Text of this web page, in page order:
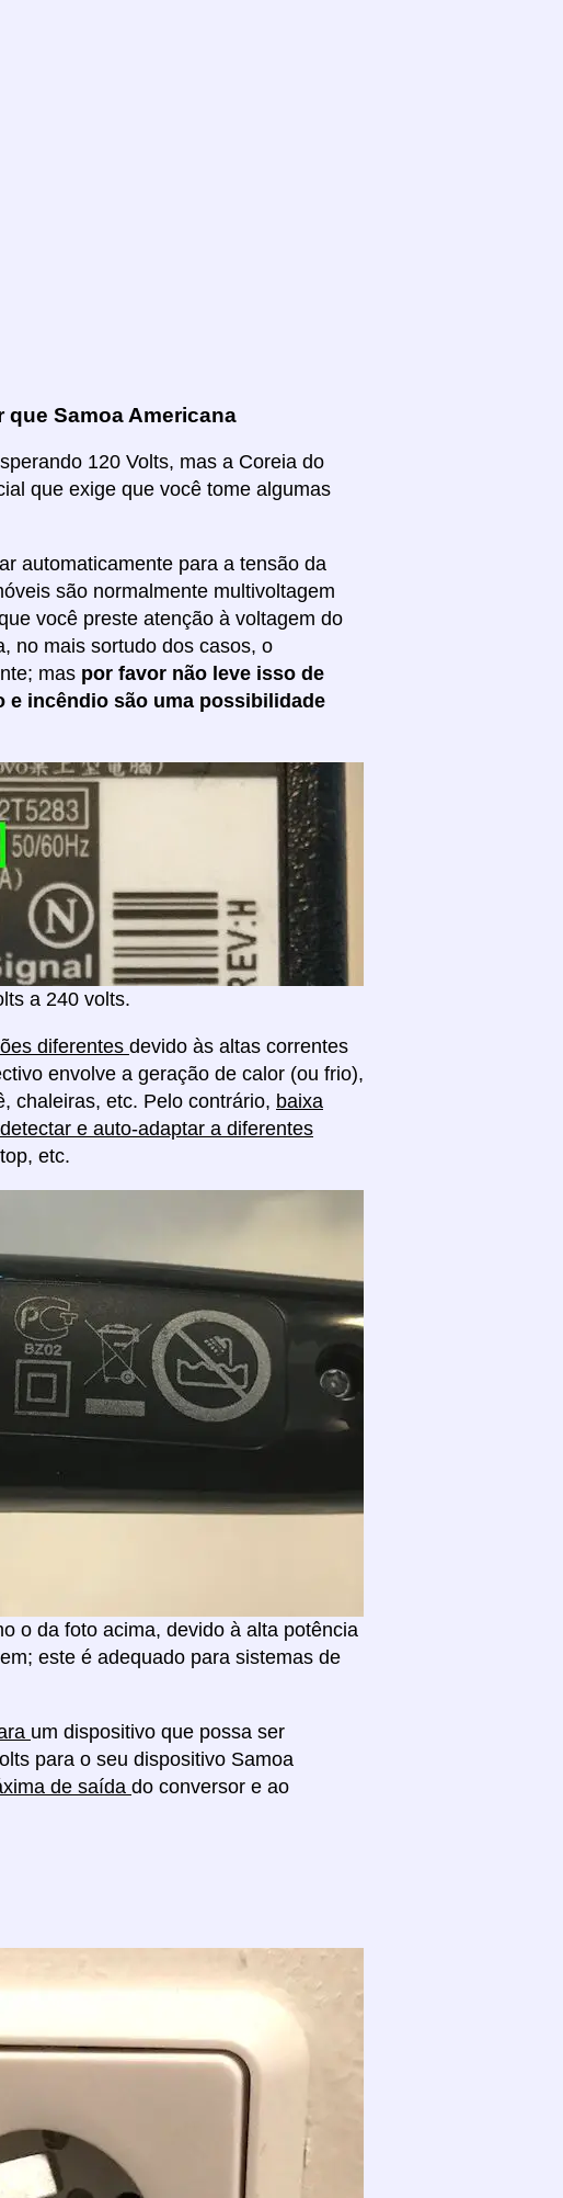
Samoa Americana
120 Volts, mas a Coreia do
que exige que você tome algumas
automaticamente para a tensão da
são normalmente multivoltagem
você preste atenção à voltagem do
no mais sortudo dos casos, o
mas por favor não leve isso de
e incêndio são uma possibilidade
a 240 volts.
diferentes devido às altas correntes
envolve a geração de calor (ou frio),
chaleiras, etc. Pelo contrário, baixa
e auto-adaptar a diferentes
etc.
o da foto acima, devido à alta potência
este é adequado para sistemas de
um dispositivo que possa ser
para o seu dispositivo Samoa
de saída do conversor e ao